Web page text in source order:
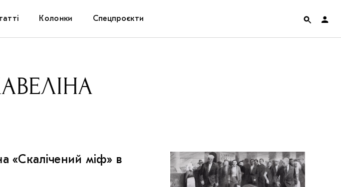
Колонки Спецпроєкти
Carpathian Cult про різдвяні свята
«Скалічений міф» в